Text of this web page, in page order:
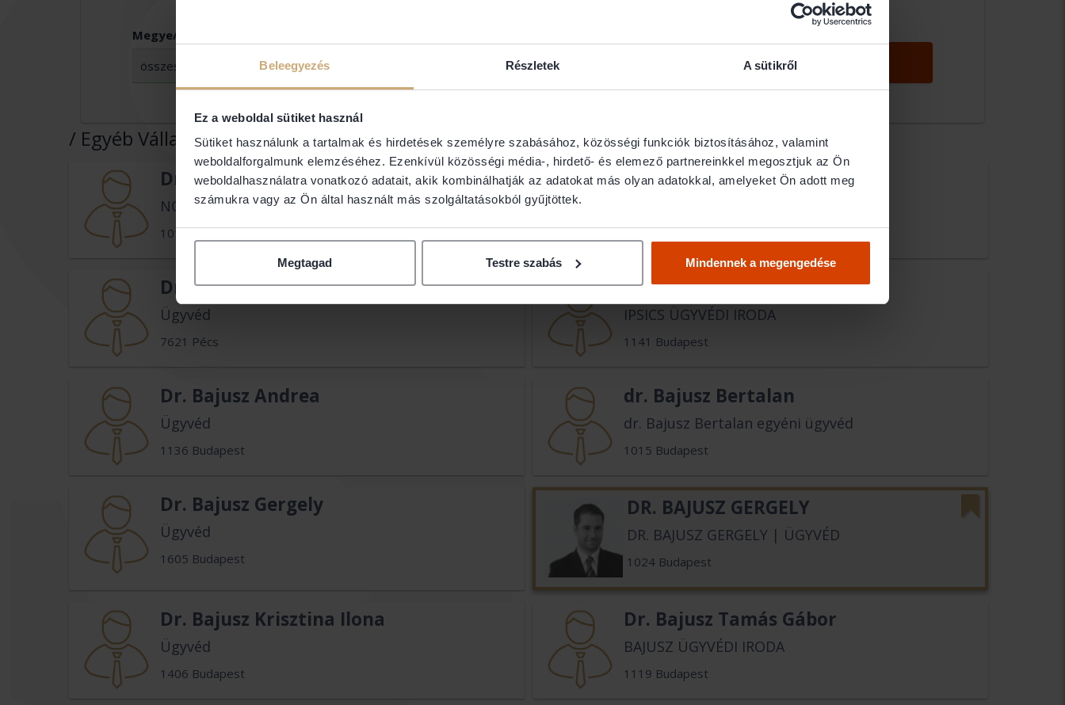
Beleegyezés Részletek A sütikről
Ez a weboldal sütiket használ
Sütiket használunk a tartalmak és hirdetések személyre szabásához, közösségi funkciók biztosításához, valamint
weboldalforgalmunk elemzéséhez. Ezenkívül közösségi média-, hirdető- és elemező partnereinkkel megosztjuk az Ön
weboldalhasználatra vonatkozó adatait, akik kombinálhatják az adatokat más olyan adatokkal, amelyeket Ön adott meg
számukra vagy az Ön által használt más szolgáltatásokból gyűjtöttek.
Megtagad Testre szabás Mindennek a megengedése
Megye/Budapest:
/ Egyéb Vállalkozás 4591 ügyvéd
Dr. Bajorfi Ákos
NOERR & TÁRSAI IRODA
1011 Budapest
Dr. Bajorfi-szittner Júlia
1132 Budapest
Dr. Bajtai Gábor
Ügyvéd
7621 Pécs
Dr. Bajtai Miklós
IPSICS ÜGYVÉDI IRODA
1141 Budapest
Dr. Bajusz Andrea
Ügyvéd
1136 Budapest
dr. Bajusz Bertalan
dr. Bajusz Bertalan egyéni ügyvéd
1015 Budapest
Dr. Bajusz Gergely
Ügyvéd
1605 Budapest
DR. BAJUSZ GERGELY
DR. BAJUSZ GERGELY | ÜGYVÉD
1024 Budapest
Dr. Bajusz Krisztina Ilona
Ügyvéd
1406 Budapest
Dr. Bajusz Tamás Gábor
BAJUSZ ÜGYVÉDI IRODA
1119 Budapest